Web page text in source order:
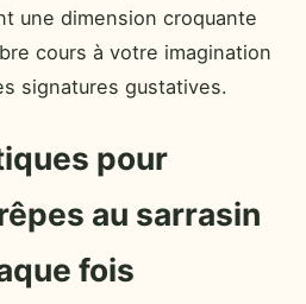
une dimension croquante
cours à votre imagination
signatures gustatives.
pour
au sarrasin
fois